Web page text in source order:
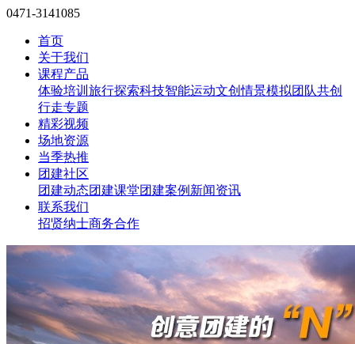
0471-3141085
首页
关于我们
课程产品
体验培训 旅行探索科技智能运动文创情景模拟团队共创
行走专题
精彩视频
场地资源
当季热推
团建社区
团建动态团建课堂团建案例 新闻资讯
联系我们
招贤纳士商务合作